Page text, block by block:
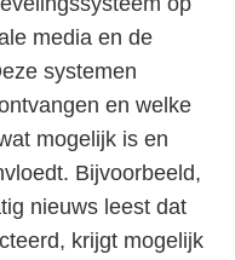
media en de
systemen
en welke
mogelijk is en
Bijvoorbeeld,
nieuws leest dat
krijgt mogelijk